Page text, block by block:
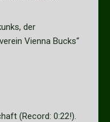
der
Vienna Bucks“
(Record: 0:22!).